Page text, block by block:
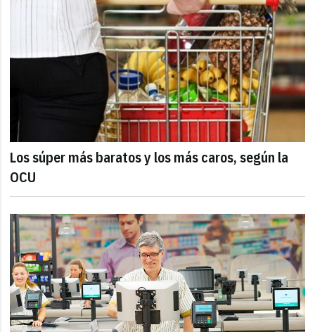
Los súper más baratos y los más caros, según la
OCU